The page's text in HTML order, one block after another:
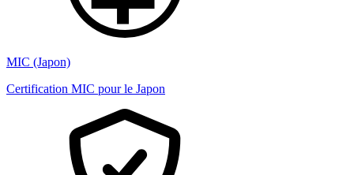
MIC (Japon)
Certification MIC pour le Japon